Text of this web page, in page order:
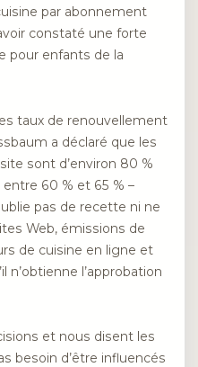
par abonnement
constaté une forte
pour enfants de la
taux de renouvellement
a déclaré que les
sont d’environ 80 %
60 % et 65 % –
pas de recette ni ne
Web, émissions de
de cuisine en ligne et
n’obtienne l’approbation
et nous disent les
besoin d’être influencés